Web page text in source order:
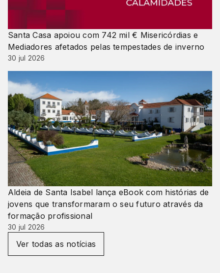
Santa Casa apoiou com 742 mil € Misericórdias e
Mediadores afetados pelas tempestades de inverno
30 jul 2026
Aldeia de Santa Isabel lança eBook com histórias de
jovens que transformaram o seu futuro através da
formação profissional
30 jul 2026
Ver todas as notícias